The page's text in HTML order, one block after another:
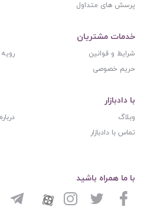
پرسش های متداول
خدمات مشتریان
شرایط و قوانین
رویه
حریم خصوصی
با دادبازار
وبلاگ
تماس با دادبازار
با ما همراه باشید